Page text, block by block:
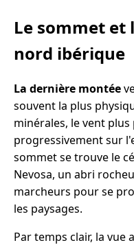
Le sommet et
nord ibérique
La dernière montée
souvent la plus
minérales, le vent
progressivement sur
sommet se trouve le
Nevosa, un abri
marcheurs pour se
les paysages.
Par temps clair, la